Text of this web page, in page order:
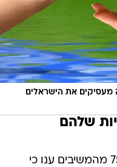
מעסיקים את הישראלים
שלהם
לפחות 75% מהמשיבים ענו כי